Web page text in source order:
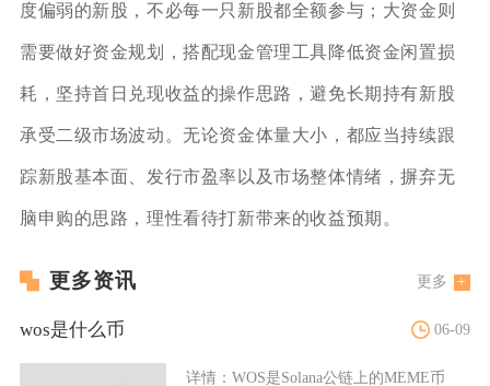
度偏弱的新股，不必每一只新股都全额参与；大资金则
需要做好资金规划，搭配现金管理工具降低资金闲置损
耗，坚持首日兑现收益的操作思路，避免长期持有新股
承受二级市场波动。无论资金体量大小，都应当持续跟
踪新股基本面、发行市盈率以及市场整体情绪，摒弃无
脑申购的思路，理性看待打新带来的收益预期。
更多资讯 更多
wos是什么币 06-09
详情： WOS是Solana公链上的MEME币